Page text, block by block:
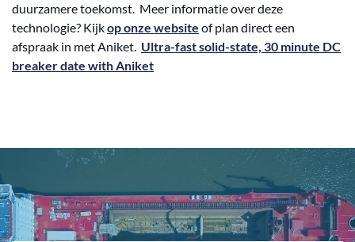
duurzamere toekomst. Meer informatie over deze
technologie? Kijkop onze website of plan direct een
afspraak in met Aniket. Ultra-fast solid-state, 30 minute DC
breaker date with Aniket